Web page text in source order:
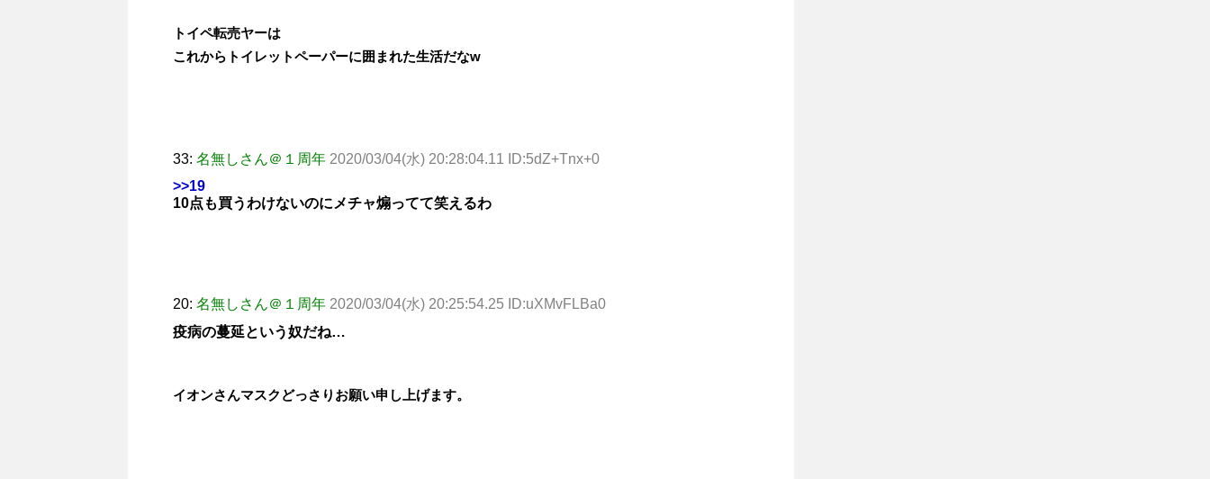
トイペ転売ヤーは
これからトイレットペーパーに囲まれた生活だなw
33: 名無しさん＠１周年 2020/03/04(水) 20:28:04.11 ID:5dZ+Tnx+0
>>19
10点も買うわけないのにメチャ煽ってて笑えるわ
20: 名無しさん＠１周年 2020/03/04(水) 20:25:54.25 ID:uXMvFLBa0
疫病の蔓延という奴だね…
イオンさんマスクどっさりお願い申し上げます。